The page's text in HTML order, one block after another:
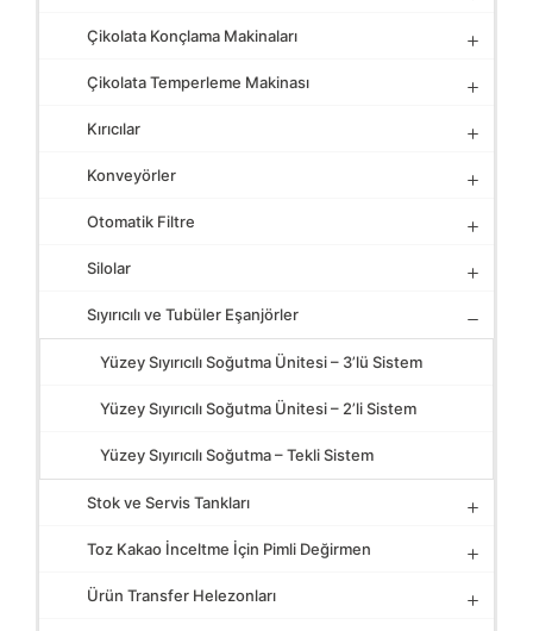
Çikolata Konçlama Makinaları
Çikolata Temperleme Makinası
Kırıcılar
Konveyörler
Otomatik Filtre
Silolar
Sıyırıcılı ve Tubüler Eşanjörler
Yüzey Sıyırıcılı Soğutma Ünitesi – 3’lü Sistem
Yüzey Sıyırıcılı Soğutma Ünitesi – 2’li Sistem
Yüzey Sıyırıcılı Soğutma – Tekli Sistem
Stok ve Servis Tankları
Toz Kakao İnceltme İçin Pimli Değirmen
Ürün Transfer Helezonları